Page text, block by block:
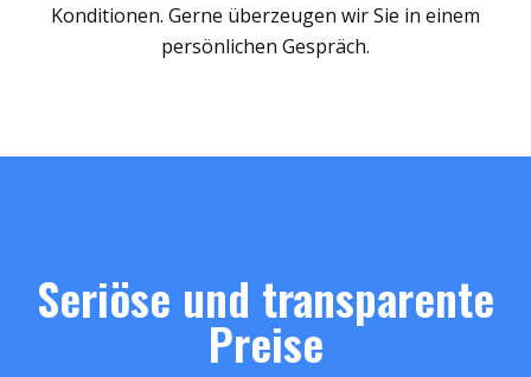
Konditionen. Gerne überzeugen wir Sie in einem
persönlichen Gespräch.
Seriöse und transparente
Preise